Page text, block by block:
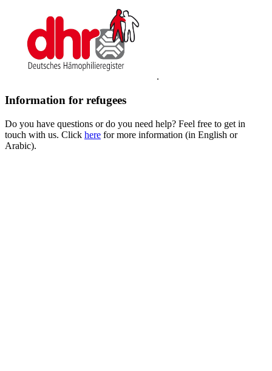
.
Information for refugees
Do you have questions or do you need help? Feel free to get in
touch with us. Click here for more information (in English or
Arabic).